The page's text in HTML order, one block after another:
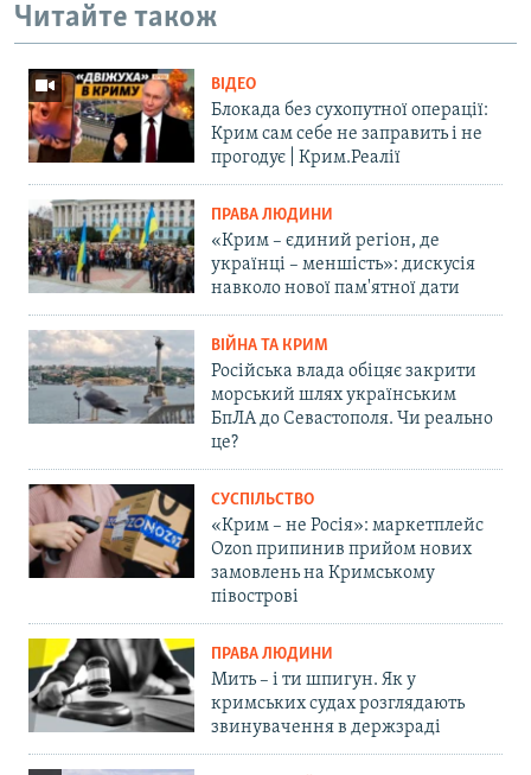
Читайте також
ВІДЕО
Блокада без сухопутної операції:
Крим сам себе не заправить і не
прогодує | Крим.Реалії
ПРАВА ЛЮДИНИ
«Крим – єдиний регіон, де
українці – меншість»: дискусія
навколо нової пам'ятної дати
ВІЙНА ТА КРИМ
Російська влада обіцяє закрити
морський шлях українським
БпЛА до Севастополя. Чи реально
це?
СУСПІЛЬСТВО
«Крим – не Росія»: маркетплейс
Ozon припинив прийом нових
замовлень на Кримському
півострові
ПРАВА ЛЮДИНИ
Мить – і ти шпигун. Як у
кримських судах розглядають
звинувачення в держзраді